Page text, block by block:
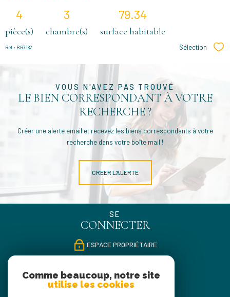
4
pièce(s)
3
chambre(s)
79.34
surface habitable
Réf : BR7182 Sélection
VOUS N'AVEZ PAS TROUVÉ
LE BIEN CORRESPONDANT À VOTRE
RECHERCHE ?
Créer une alerte email et recevez les biens correspondants à votre
recherche dans votre boîte mail !
CRÉER L'ALERTE
SE
CONNECTER
ESPACE PROPRIÉTAIRE
SUIVRE
Comme beaucoup, notre site
utilise les cookies